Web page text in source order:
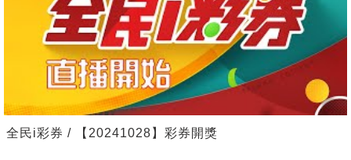
全民i彩券 / 【20241028】彩券開獎